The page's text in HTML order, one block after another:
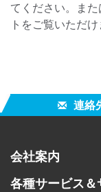
PANTONE プラ
PANTONE カラ
よび上質のパス
メタリックコー
ーをご利用いた
ColorMunki
イル作成を迅
てください。ま
トをご覧いただけ
連絡
会社案内
各種サービス＆